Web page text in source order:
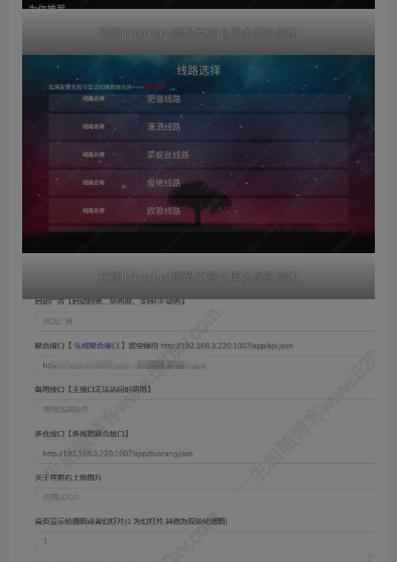
双端itvboxfast源码支持仓库多线路接口
双端itvboxfast源码支持仓库多线路接口